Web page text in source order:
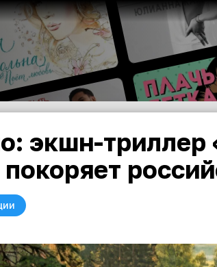
экшн-триллер